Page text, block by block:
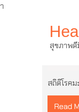
ำ
สุขภาพดี
สถิติโ
สถิติโร
Read